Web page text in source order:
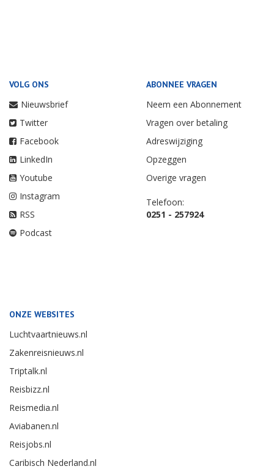
VOLG ONS
Nieuwsbrief
Twitter
Facebook
LinkedIn
Youtube
Instagram
RSS
Podcast
ABONNEE VRAGEN
Neem een Abonnement
Vragen over betaling
Adreswijziging
Opzeggen
Overige vragen
Telefoon:
0251 - 257924
ONZE WEBSITES
Luchtvaartnieuws.nl
Zakenreisnieuws.nl
Triptalk.nl
Reisbizz.nl
Reismedia.nl
Aviabanen.nl
Reisjobs.nl
Caribisch Nederland.nl